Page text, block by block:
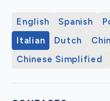
English Spanish
Italian
Dutch
Chinese Simplified